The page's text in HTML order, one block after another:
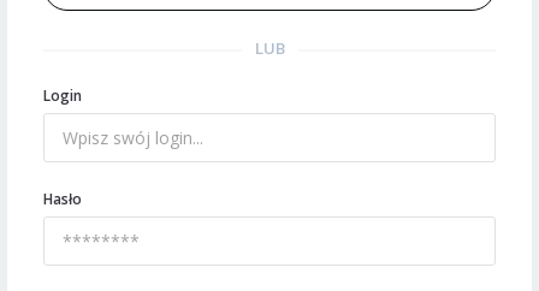
LUB
Login
Hasło